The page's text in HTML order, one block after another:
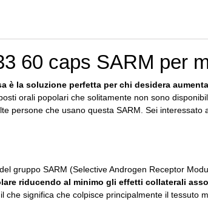
60 caps SARM per
è la soluzione perfetta per chi desidera
orali popolari che solitamente non sono
persone che usano questa SARM. Sei interessato
gruppo SARM (Selective Androgen Receptor
riducendo al minimo gli effetti collaterali
significa che colpisce principalmente il tessuto